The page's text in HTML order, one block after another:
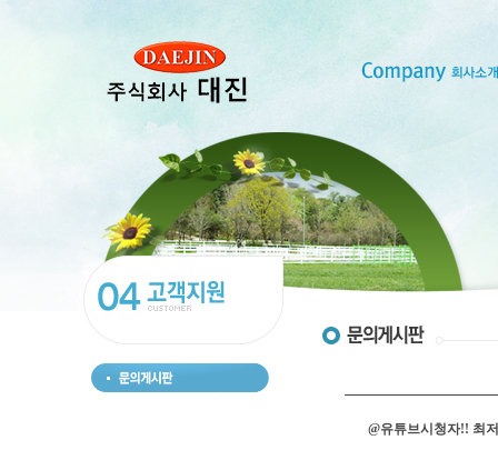
@유튜브시청자!! 최